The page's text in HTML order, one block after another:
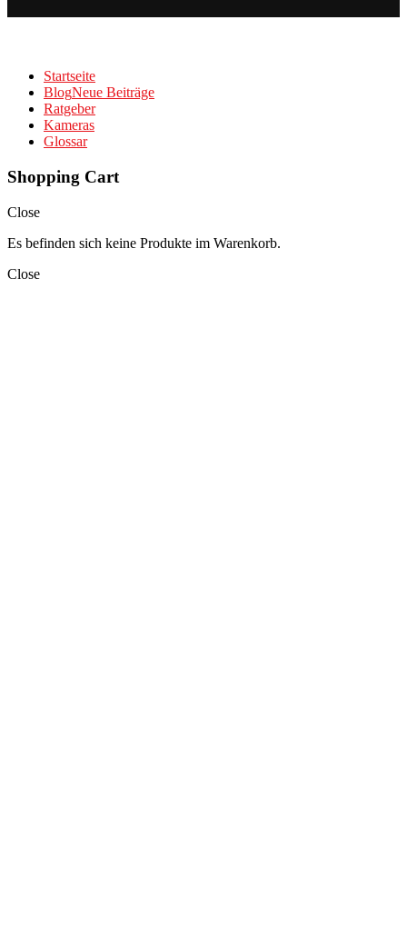
Startseite
BlogNeue Beiträge
Ratgeber
Kameras
Glossar
Shopping Cart
Close
Es befinden sich keine Produkte im Warenkorb.
Close